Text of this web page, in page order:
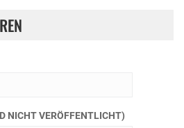
NICHT VERÖFFENTLICHT)